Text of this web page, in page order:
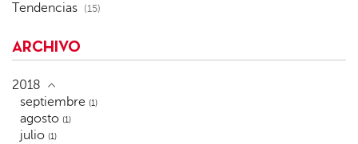
Tendencias (15)
ARCHIVO
2018
septiembre (1)
agosto (1)
julio (1)